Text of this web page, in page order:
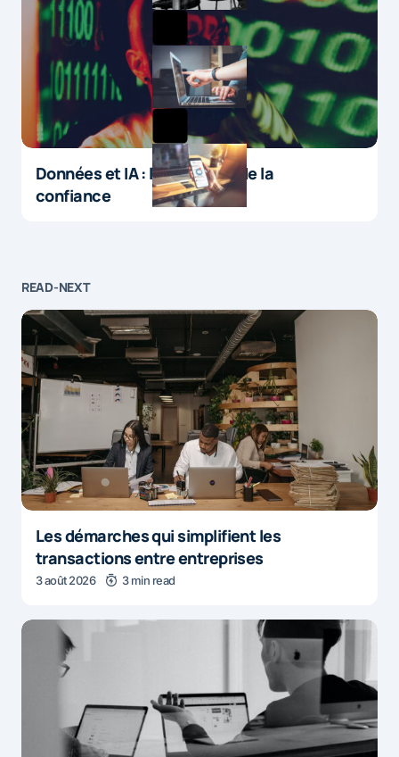
Données et IA : le paradoxe de la
confiance
READ-NEXT
Les démarches qui simplifient les
transactions entre entreprises
3 août 2026 3 min read